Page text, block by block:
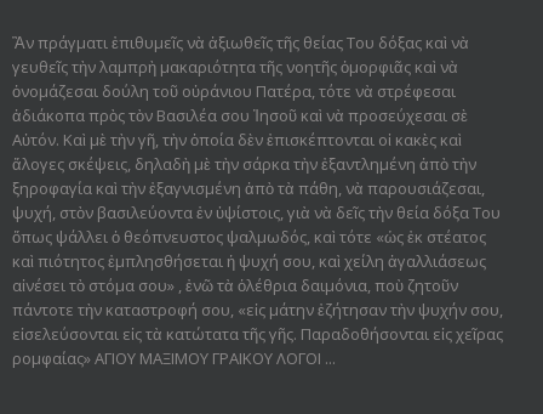
Ἂν πράγματι ἐπιθυμεῖς νὰ ἀξιωθεῖς τῆς θείας Του δόξας καὶ νὰ
γευθεῖς τὴν λαμπρὴ μακαριότητα τῆς νοητῆς ὀμορφιᾶς καὶ νὰ
ὀνομάζεσαι δούλη τοῦ οὐράνιου Πατέρα, τότε νὰ στρέφεσαι
ἀδιάκοπα πρὸς τὸν Βασιλέα σου Ἰησοῦ καὶ νὰ προσεύχεσαι σὲ
Αὐτόν. Καὶ μὲ τὴν γῆ, τὴν ὁποία δὲν ἐπισκέπτονται οἱ κακὲς καὶ
ἄλογες σκέψεις, δηλαδὴ μὲ τὴν σάρκα τὴν ἐξαντλημένη ἀπὸ τὴν
ξηροφαγία καὶ τὴν ἐξαγνισμένη ἀπὸ τὰ πάθη, νὰ παρουσιάζεσαι,
ψυχή, στὸν βασιλεύοντα ἐν ὑψίστοις, γιὰ νὰ δεῖς τὴν θεία δόξα Του
ὅπως ψάλλει ὁ θεόπνευστος ψαλμωδός, καὶ τότε «ὡς ἐκ στέατος
καὶ πιότητος ἐμπλησθήσεται ἡ ψυχή σου, καὶ χείλη ἀγαλλιάσεως
αἰνέσει τὸ στόμα σου» , ἐνῶ τὰ ὀλέθρια δαιμόνια, ποὺ ζητοῦν
πάντοτε τὴν καταστροφή σου, «εἰς μάτην ἐζήτησαν τὴν ψυχήν σου,
εἰσελεύσονται εἰς τὰ κατώτατα τῆς γῆς. Παραδοθήσον­ται εἰς χεῖρας
ρομφαίας» ΑΓΙΟΥ ΜΑΞΙΜΟΥ ΓΡΑΙΚΟΥ ΛΟΓΟΙ ...